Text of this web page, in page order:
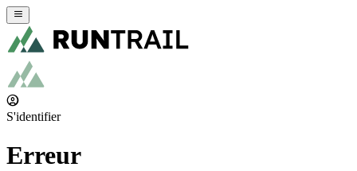
S'identifier
Erreur